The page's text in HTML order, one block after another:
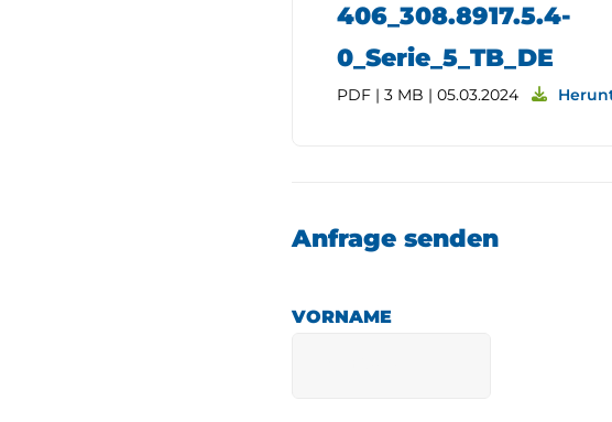
406_308.8917.5.4-
0_Serie_5_TB_DE
PDF | 3 MB | 05.03.2024
Anfrage senden
VORNAME